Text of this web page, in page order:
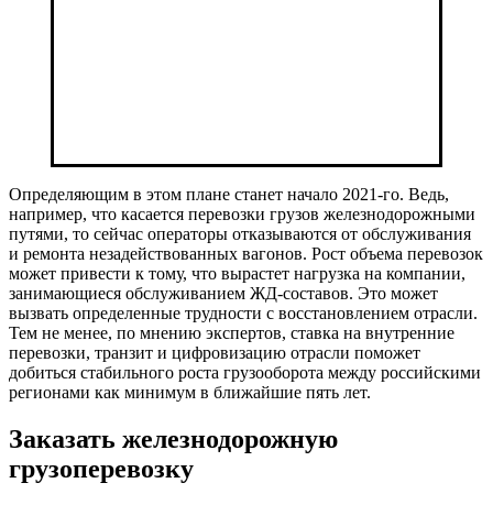
Определяющим в этом плане станет начало 2021-го. Ведь,
например, что касается перевозки грузов железнодорожными
путями, то сейчас операторы отказываются от обслуживания
и ремонта незадействованных вагонов. Рост объема перевозок
может привести к тому, что вырастет нагрузка на компании,
занимающиеся обслуживанием ЖД-составов. Это может
вызвать определенные трудности с восстановлением отрасли.
Тем не менее, по мнению экспертов, ставка на внутренние
перевозки, транзит и цифровизацию отрасли поможет
добиться стабильного роста грузооборота между российскими
регионами как минимум в ближайшие пять лет.
Заказать железнодорожную
грузоперевозку